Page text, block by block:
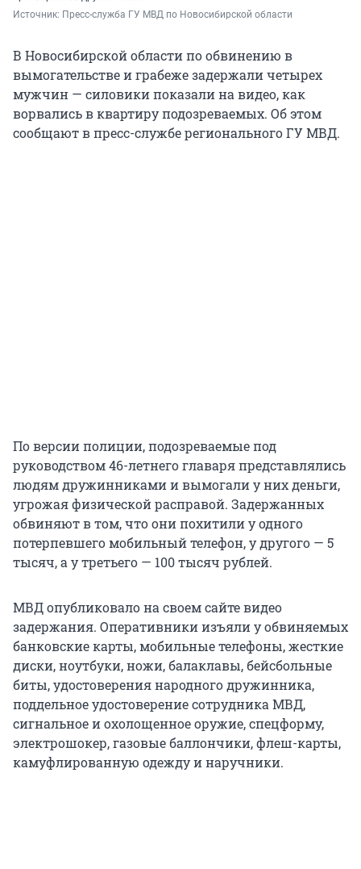
Источник: Пресс-служба ГУ МВД по Новосибирской области
В Новосибирской области по обвинению в
вымогательстве и грабеже задержали четырех
мужчин — силовики показали на видео, как
ворвались в квартиру подозреваемых. Об этом
сообщают в пресс-службе регионального ГУ МВД.
По версии полиции, подозреваемые под
руководством 46-летнего главаря представлялись
людям дружинниками и вымогали у них деньги,
угрожая физической расправой. Задержанных
обвиняют в том, что они похитили у одного
потерпевшего мобильный телефон, у другого — 5
тысяч, а у третьего — 100 тысяч рублей.
МВД опубликовало на своем сайте видео
задержания. Оперативники изъяли у обвиняемых
банковские карты, мобильные телефоны, жесткие
диски, ноутбуки, ножи, балаклавы, бейсбольные
биты, удостоверения народного дружинника,
поддельное удостоверение сотрудника МВД,
сигнальное и охолощенное оружие, спецформу,
электрошокер, газовые баллончики, флеш-карты,
камуфлированную одежду и наручники.